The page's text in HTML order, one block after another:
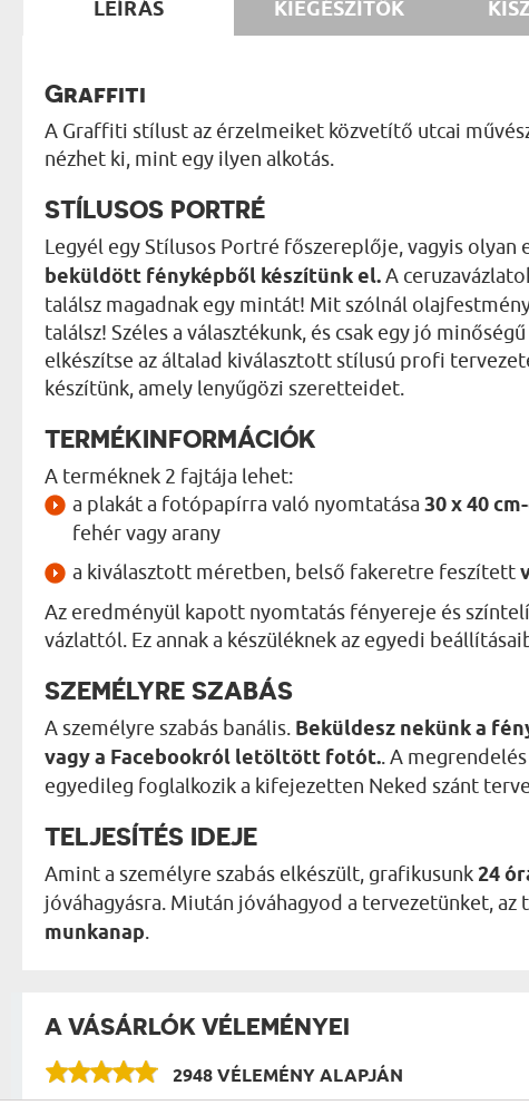
LEÍRÁS KIEGÉSZÍTŐK
Graffiti
A Graffiti stílust az érzelmeiket közvetítő utcai
nézhet ki, mint egy ilyen alkotás.
STÍLUSOS PORTRÉ
Legyél egy Stílusos Portré főszereplője, vagyis olyan
beküldött fényképből készítünk el.A
találsz magadnak egy mintát! Mit szólnál
találsz! Széles a választékunk, és csak egy jó
elkészítse az általad kiválasztott stílusú profi
készítünk, amely lenyűgözi szeretteidet.
TERMÉKINFORMÁCIÓK
A terméknek 2 fajtája lehet:
a plakát a fotópapírra való nyomtatása 30 x 40
fehér vagy arany
a kiválasztott méretben, belső fakeretre feszített
Az eredményül kapott nyomtatás fényereje és
vázlattól. Ez annak a készüléknek az egyedi
SZEMÉLYRE SZABÁS
A személyre szabás banális. Beküldesz nekünk a
vagy a Facebookról letöltött fotót.. A
egyedileg foglalkozik a kifejezetten Neked szánt
TELJESÍTÉS IDEJE
Amint a személyre szabás elkészült, grafikusunk24
jóváhagyásra. Miután jóváhagyod a tervezetünket,
munkanap.
A VÁSÁRLÓK VÉLEMÉNYEI
2948 VÉLEMÉNY ALAPJÁN